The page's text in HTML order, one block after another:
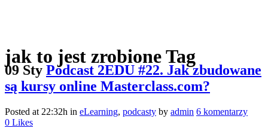
jak to jest zrobione Tag
09 Sty Podcast 2EDU #22. Jak zbudowane
są kursy online Masterclass.com?
Posted at 22:32h in eLearning, podcasty by admin 6 komentarzy
0 Likes